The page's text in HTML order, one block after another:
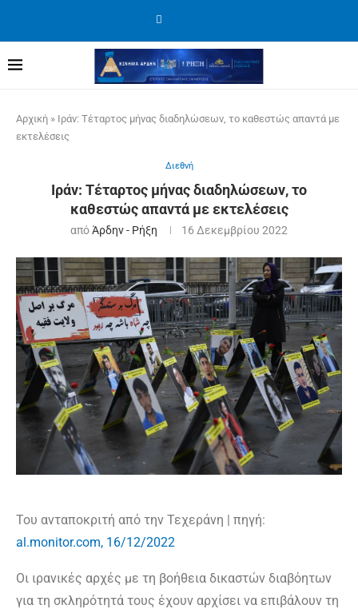
Αρχική » Ιράν: Τέταρτος μήνας διαδηλώσεων, το καθεστώς απαντά με
εκτελέσεις
Διεθνή
Ιράν: Τέταρτος μήνας διαδηλώσεων, το
καθεστώς απαντά με εκτελέσεις
απόΆρδην - Ρήξη 16 Δεκεμβρίου 2022
Του ανταποκριτή από την Τεχεράνη | πηγή:
al.monitor.com, 16/12/2022
Οι ιρανικές αρχές με τη βοήθεια δικαστών διαβόητων
για τη σκληρότητά τους έχουν αρχίσει να επιβάλουν τη